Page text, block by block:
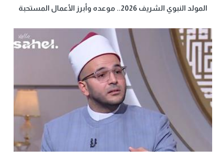
المولد النبوي الشريف 2026.. موعده وأبرز الأعمال المستحبة